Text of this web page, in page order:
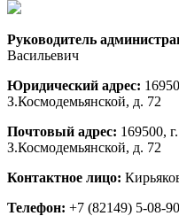
Руководитель
Васильевич
Юридический адрес:
З.Космодемьянской, д. 72
Почтовый адрес: 169500,
З.Космодемьянской, д. 72
Контактное лицо:
Телефон: +7 (82149) 5-08-90